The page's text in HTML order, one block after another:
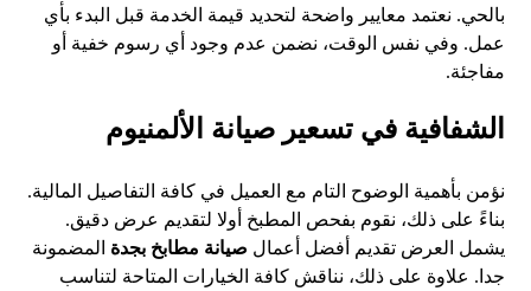
بالحي. نعتمد معايير واضحة لتحديد قيمة الخدمة قبل البدء بأي
عمل. وفي نفس الوقت، نضمن عدم وجود أي رسوم خفية أو
مفاجئة.
الشفافية في تسعير صيانة الألمنيوم
نؤمن بأهمية الوضوح التام مع العميل في كافة التفاصيل المالية.
بناءً على ذلك، نقوم بفحص المطبخ أولا لتقديم عرض دقيق.
يشمل العرض تقديم أفضل أعمال صيانة مطابخ بجدة المضمونة
جدا. علاوة على ذلك، نناقش كافة الخيارات المتاحة لتناسب